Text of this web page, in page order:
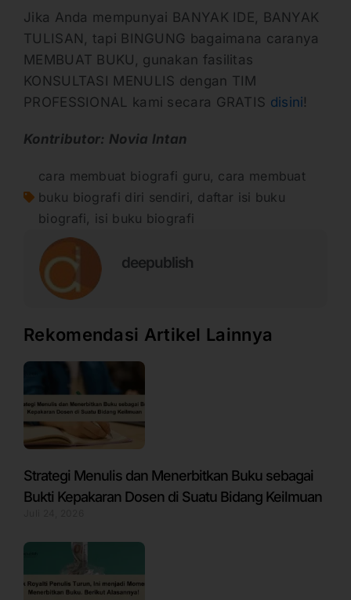
Jika Anda mempunyai BANYAK IDE, BANYAK
TULISAN, tapi BINGUNG bagaimana caranya
MEMBUAT BUKU, gunakan fasilitas
KONSULTASI MENULIS dengan TIM
PROFESSIONAL kami secara GRATIS disini!
Kontributor: Novia Intan
cara membuat biografi guru cara membuat
buku biografi diri sendiri daftar isi buku
biografi
isi buku biografi
deepublish
Rekomendasi Artikel Lainnya
Strategi Menulis dan Menerbitkan Buku sebagai
Bukti Kepakaran Dosen di Suatu Bidang Keilmuan